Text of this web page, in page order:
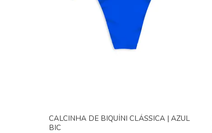
CALCINHA DE BIQUÍNI CLÁSSICA | AZUL
BIC